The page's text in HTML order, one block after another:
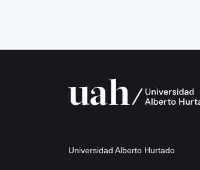
Universidad Alberto Hurtado